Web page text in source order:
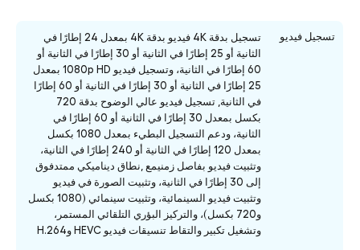
تسجيل فيديو
تسجيل بدقة 4K فيديو بدقة 4K بمعدل 24 إطارًا في
الثانية أو 25 إطارًا في الثانية أو 30 إطارًا في الثانية أو
60 إطارًا في الثانية، وتسجيل فيديو 1080p HD بمعدل
25 إطارًا في الثانية أو 30 إطارًا في الثانية أو 60 إطارًا
في الثانية, تسجيل فيديو عالي الوضوح بدقة 720
بكسل بمعدل 30 إطارًا في الثانية أو 60 إطارًا في
الثانية، ودعم التسجيل البطيء بمعدل 1080 بكسل
بمعدل 120 إطارًا في الثانية أو 240 إطارًا في الثانية،
وتثبيت فيديو بفاصل زمنيمع ,نطاق ديناميكي ممتدفوق
إلى 30 إطارًا في الثانية، وتثبيت الصورة في فيديو
وتثبيت فيديو السينمائية، وتثبيت سينمائي (1080 بكسل
و720 بكسل)، والتركيز البؤري التلقائي المستمر،
وتشغيل تكبير والتقاط تنسيقات فيديو HEVC وH.264